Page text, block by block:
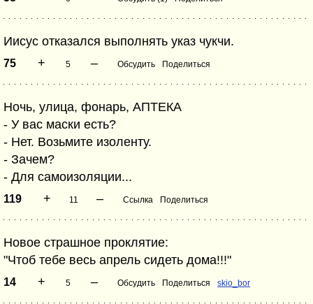
Иисус отказался выполнять указ чукчи.
75 + 5 – Обсудить Поделиться
Ночь, улица, фонарь, АПТЕКА
- У вас маски есть?
- Нет. Возьмите изоленту.
- Зачем?
- Для самоизоляции...
119 + 11 – Ссылка Поделиться
Новое страшное проклятие:
"Чтоб тебе весь апрель сидеть дома!!!"
14 + 5 – Обсудить Поделиться skio_bor